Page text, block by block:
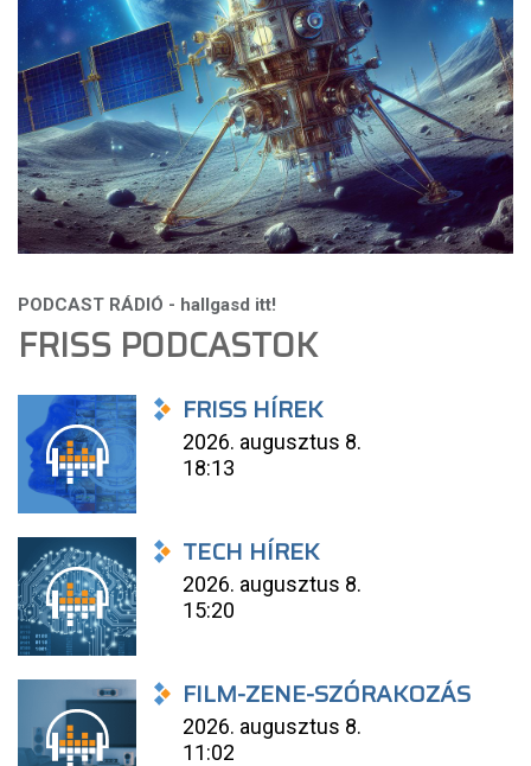
FRISS PODCASTOK
FRISS HÍREK
2026. augusztus 8.
18:13
TECH HÍREK
2026. augusztus 8.
15:20
FILM-ZENE-SZÓRAKOZÁS
2026. augusztus 8.
11:02